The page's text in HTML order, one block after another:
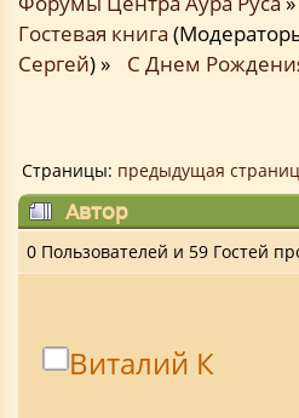
Гостевая книга
Сергей) » С Днем
Страницы: предыдущая
Автор
Рождения! (Прочитано
0 Пользователей и 59 Гостей
Виталий К